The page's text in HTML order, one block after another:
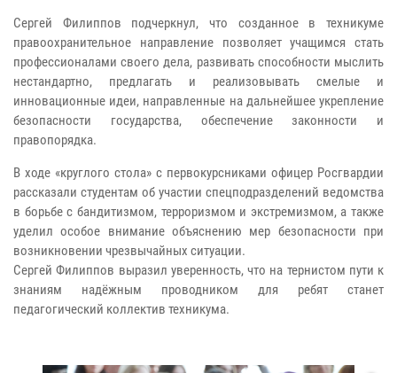
Сергей Филиппов подчеркнул, что созданное в техникуме
правоохранительное направление позволяет учащимся стать
профессионалами своего дела, развивать способности мыслить
нестандартно, предлагать и реализовывать смелые и
инновационные идеи, направленные на дальнейшее укрепление
безопасности государства, обеспечение законности и
правопорядка.
В ходе «круглого стола» с первокурсниками офицер Росгвардии
рассказали студентам об участии спецподразделений ведомства
в борьбе с бандитизмом, терроризмом и экстремизмом, а также
уделил особое внимание объяснению мер безопасности при
возникновении чрезвычайных ситуации.
Сергей Филиппов выразил уверенность, что на тернистом пути к
знаниям надёжным проводником для ребят станет
педагогический коллектив техникума.